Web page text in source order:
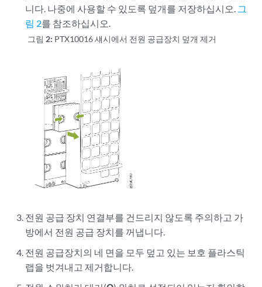
니다. 나중에 사용할 수 있도록 덮개를 저장하십시오. 그
림 2를 참조하십시오.
그림 2: PTX10016 섀시에서 전원 공급장치 덮개 제거
전원 공급 장치 연결부를 건드리지 않도록 주의하고 가
방에서 전원 공급 장치를 꺼냅니다.
전원 공급장치의 네 면을 모두 덮고 있는 보호 플라스틱
랩을 벗겨내고 제거합니다.